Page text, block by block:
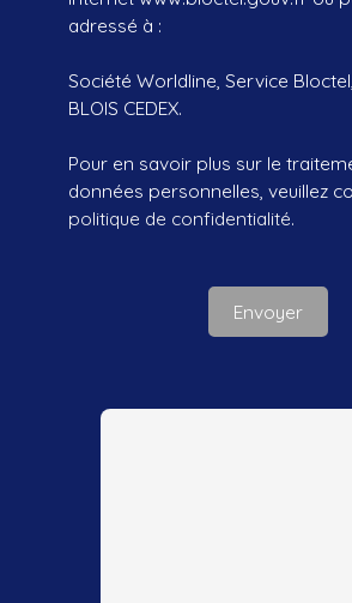
adressé à :
Société Worldline, Service Bloctel,
BLOIS CEDEX.
Pour en savoir plus sur le
données personnelles, veuillez
politique de confidentialité.
Envoyer